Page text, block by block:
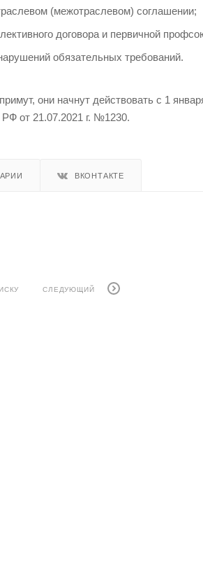
(межотраслевом) соглашении;
договора и первичной
обязательных требований.
они начнут действовать с 1
от 21.07.2021 г. №1230.
ВКОНТАКТЕ
СЛЕДУЮЩИЙ